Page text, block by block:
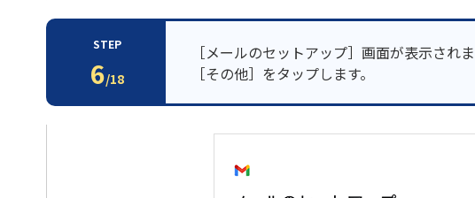
STEP
6/18
［メールのセットアップ］画面が表示され
［その他］をタップします。